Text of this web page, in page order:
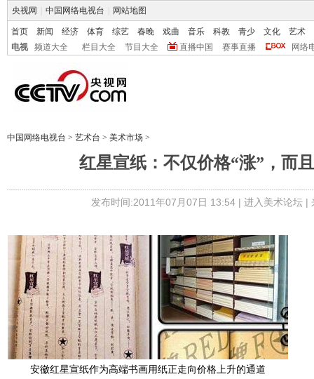
央视网 中国网络电视台 网站地图
首页 新闻 经济 体育 综艺 春晚 戏曲 音乐 科教 青少 文化
艺术
电视
频道大全 栏目大全 节目大全 直播中国 赛事直播 网络
中国网络电视台 > 艺术台 > 美术市场 >
红星宣纸：不仅价格“涨”，而
发布时间:2011年07月07日 13:54 | 进入美术论坛|
安徽红星宣纸作为高端书画用纸正走向价格上升的通道